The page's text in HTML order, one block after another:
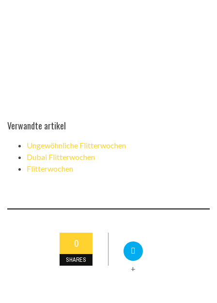
Verwandte artikel
Ungewöhnliche Flitterwochen
Dubai Flitterwochen
Flitterwochen
0
SHARES
+